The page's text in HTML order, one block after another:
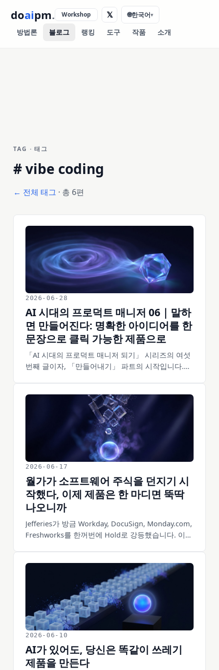
doaipm.
방법론 블로그 랭킹 도구 작품 소개
Workshop 𝕏 🌐한국어▾
TAG · 태그
#vibe coding
← 전체 태그 · 총 6편
2026-06-28
AI 시대의 프로덕트 매니저 06｜말하
면 만들어진다: 명확한 아이디어를 한
문장으로 클릭 가능한 제품으로
「AI 시대의 프로덕트 매니저 되기」 시리즈의 여섯
번째 글이자, 「만들어내기」 파트의 시작입니다.
않고요. Lovable은 2025년 12월 3억 3천만 달러 규모
의 시리즈 B를 유치하며 기업가치 66억 달러를 평가
받았습니다. 「말하면 AI가 만들어준다」는 더 이상
구호가 아닙니다. 하지만 言出法随는 한마디 던지고
떠나는 게 아닙니다. 그것은 하나의 순환이고, 거기
엔 손기술이 있으며, 무엇보다 당신의 그 「말」이
분명해야 한다는 전제가 깔립니다. 이 글은 그대로
따라 할 수 있는 네 가지 동작을 다룹니다. 먼저 굴러
가는 것 하나만 요청하고 한꺼번에 다 말하지 말 것,
진짜로 돌려보고 「다 됐다」는 말을 믿지 말 것, 한
번에 한 군데만 고치며 변하는 걸 지켜볼 것, 말을 분
명히 해야 法이 당신을 따른다는 것.
2026-06-17
월가가 소프트웨어 주식을 던지기 시
작했다, 이제 제품은 한 마디면 뚝딱
나오니까
Jefferies가 방금 Workday, DocuSign, Monday.com,
Freshworks를 한꺼번에 Hold로 강등했습니다. 이유
이 베팅하고 있는 건 하나입니다. 제품의 기능을 AI
가 한 마디로 복제해낼 수 있게 되면, 기능을 팔아 구
독료를 받던 사업은 더 이상 비싸지 않다는 것. 문제
는 소프트웨어가 사라진다는 게 아니라, 소프트웨어
안의 「돈 되는 부분」이 이사를 가고 있다는 겁니다
——기능 그 자체에서, 판단·안목·분배·신뢰 쪽으로.
이 이사를 못 읽는 사람은 밸류에이션과 함께 떨어집
니다.
2026-06-10
AI가 있어도, 당신은 똑같이 쓰레기
제품을 만든다